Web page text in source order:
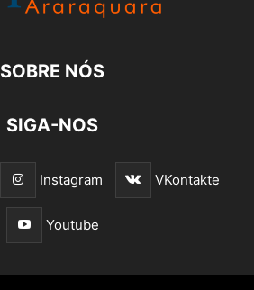
SOBRE NÓS
SIGA-NOS
Instagram VKontakte
Youtube